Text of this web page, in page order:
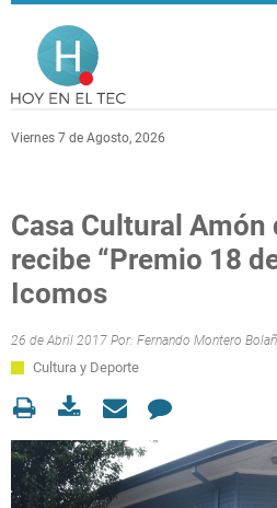
Pasar al contenido principal
Viernes 7 de Agosto, 2026
Casa Cultural Amón
recibe “Premio 18
Icomos
26 de Abril 2017 Por: Fernando Montero
Cultura y Deporte